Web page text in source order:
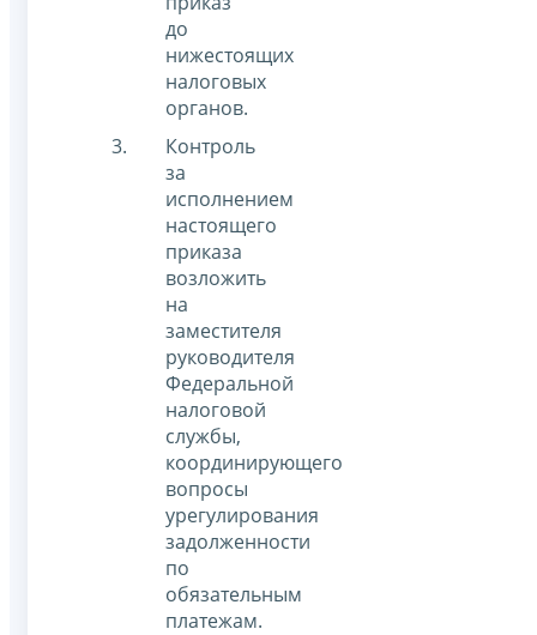
до
нижестоящих
налоговых
органов.
Контроль
за
исполнением
настоящего
приказа
возложить
на
заместителя
руководителя
Федеральной
налоговой
службы,
координирующего
вопросы
урегулирования
задолженности
по
обязательным
платежам.